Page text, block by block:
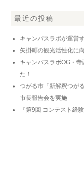
最近の投稿
キャンパスラボが運営
矢掛町の観光活性化に
キャンパスラボOG・
た！
つがる市「新解釈つが
市長報告会を実施
『第9回 コンテスト経